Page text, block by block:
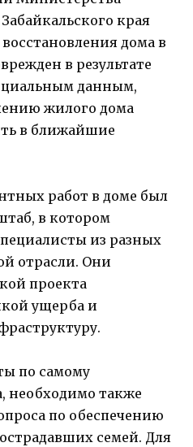
края
дома в
в результате
данным,
жилого дома
в ближайшие
работ в доме был
в котором
из разных
отрасли. Они
проекта
ущерба и
по самому
необходимо также
по обеспечению
семей. Для